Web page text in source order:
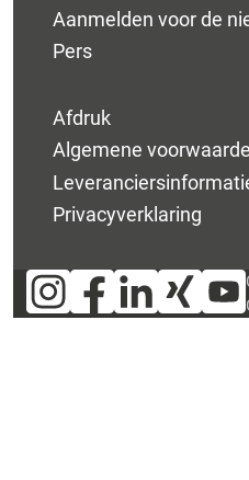
Aanmelden voor de
Pers
Afdruk
Algemene
Privacyverklaring